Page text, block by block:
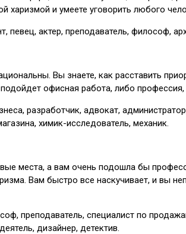
и умеете уговорить любого
актер, преподаватель, философ,
Вы знаете, как расставить
офисная работа, либо
разработчик, адвокат,
химик-исследователь, механик.
места, а вам очень подошла бы
Вам быстро все наскучивает, и вы
преподаватель, специалист по
дизайнер, детектив.